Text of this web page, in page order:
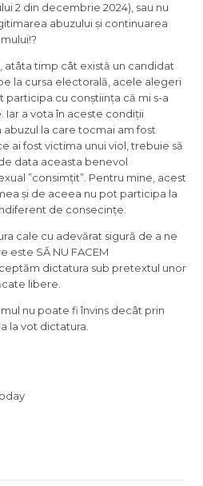
2 din decembrie 2024), sau nu
abuzului și continuarea
timp cât există un candidat
la cursa electorală, acele alegeri
participa cu conștiința că mi s-a
Iar a vota în aceste condiții
la care tocmai am fost
ai fost victima unui viol, trebuie să
data aceasta benevol
”consimțit”. Pentru mine, acest
și de aceea nu pot participa la
de consecințe.
cale cu adevărat sigură de a ne
este SĂ NU FACEM
dictatura sub pretextul unor
libere.
nu poate fi învins decât prin
la vot dictatura.